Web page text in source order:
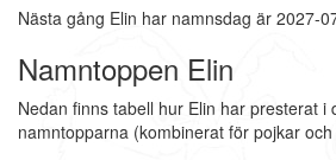
Nästa gång Elin har namnsdag är 2027-
Namntoppen Elin
Nedan finns tabell hur Elin har presterat i
namntopparna (kombinerat för pojkar